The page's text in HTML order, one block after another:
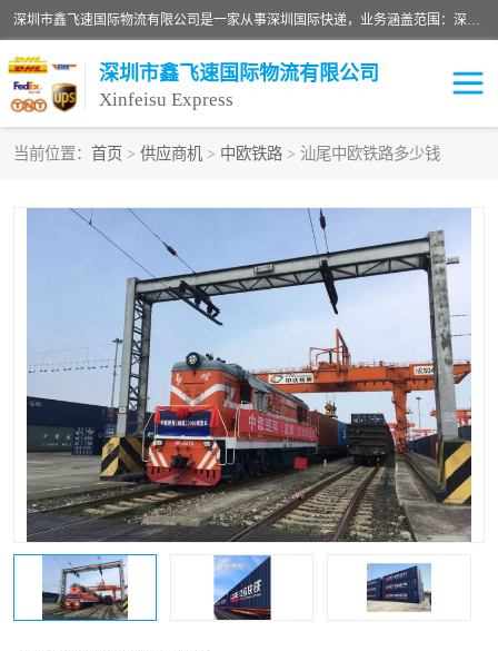
深圳市鑫飞速国际物流有限公司是一家从事深圳国际快递，业务涵盖范围：深圳DHL国际快递、深圳国际快递公司、深圳国际物流公司、深圳国际快递、深圳DHL国际快递电话可拨打全国服务热线：15019287411。欢迎各位亲来人来电到我司洽谈合作。
深圳市鑫飞速国际物流有限公司
Xinfeisu Express
当前位置： 首页 > 供应商机 > 中欧铁路 > 汕尾中欧铁路多少钱
俄罗斯快递 巴西快递
深圳DHL国际快递 伊朗快递
UPS国际快递 深圳国际快递公司
深圳国际物流公司 深圳国际快递电话
DHL国际快递电话 深圳国际快递
新能源电池出口物流